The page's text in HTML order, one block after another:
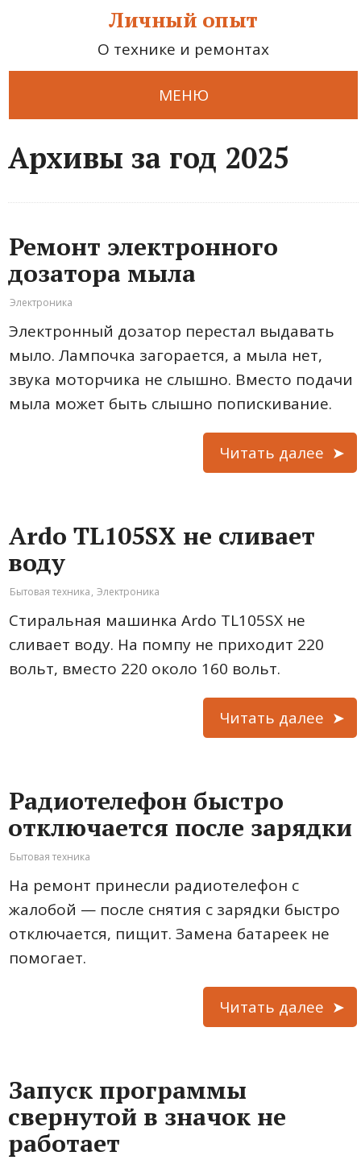
Личный опыт
О технике и ремонтах
МЕНЮ
Архивы за год 2025
Ремонт электронного
дозатора мыла
Электроника
Электронный дозатор перестал выдавать
мыло. Лампочка загорается, а мыла нет,
звука моторчика не слышно. Вместо подачи
мыла может быть слышно попискивание.
Читать далее
Ardo TL105SX не сливает
воду
Бытовая техника, Электроника
Стиральная машинка Ardo TL105SX не
сливает воду. На помпу не приходит 220
вольт, вместо 220 около 160 вольт.
Читать далее
Радиотелефон быстро
отключается после зарядки
Бытовая техника
На ремонт принесли радиотелефон с
жалобой — после снятия с зарядки быстро
отключается, пищит. Замена батареек не
помогает.
Читать далее
Запуск программы
свернутой в значок не
работает